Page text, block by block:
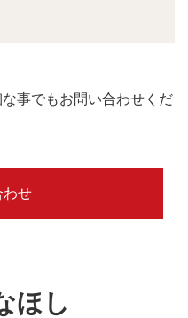
事でもお問い合わせくだ
わせ
ほし